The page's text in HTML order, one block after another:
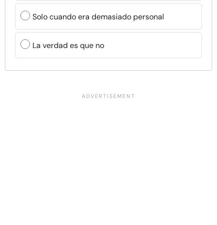
Solo cuando era demasiado personal
La verdad es que no